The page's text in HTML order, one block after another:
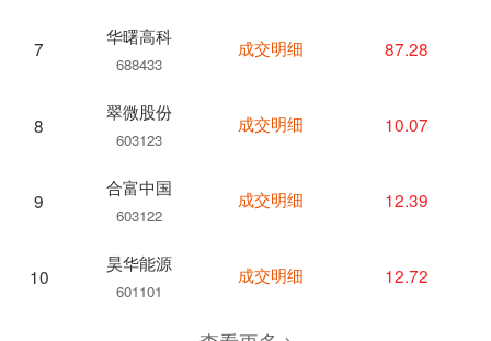
7
华曙高科
688433
8
翠微股份
603123
9
合富中国
603122
10
昊华能源
601101
成交明细 87.28
成交明细 10.07
成交明细 12.39
成交明细 12.72